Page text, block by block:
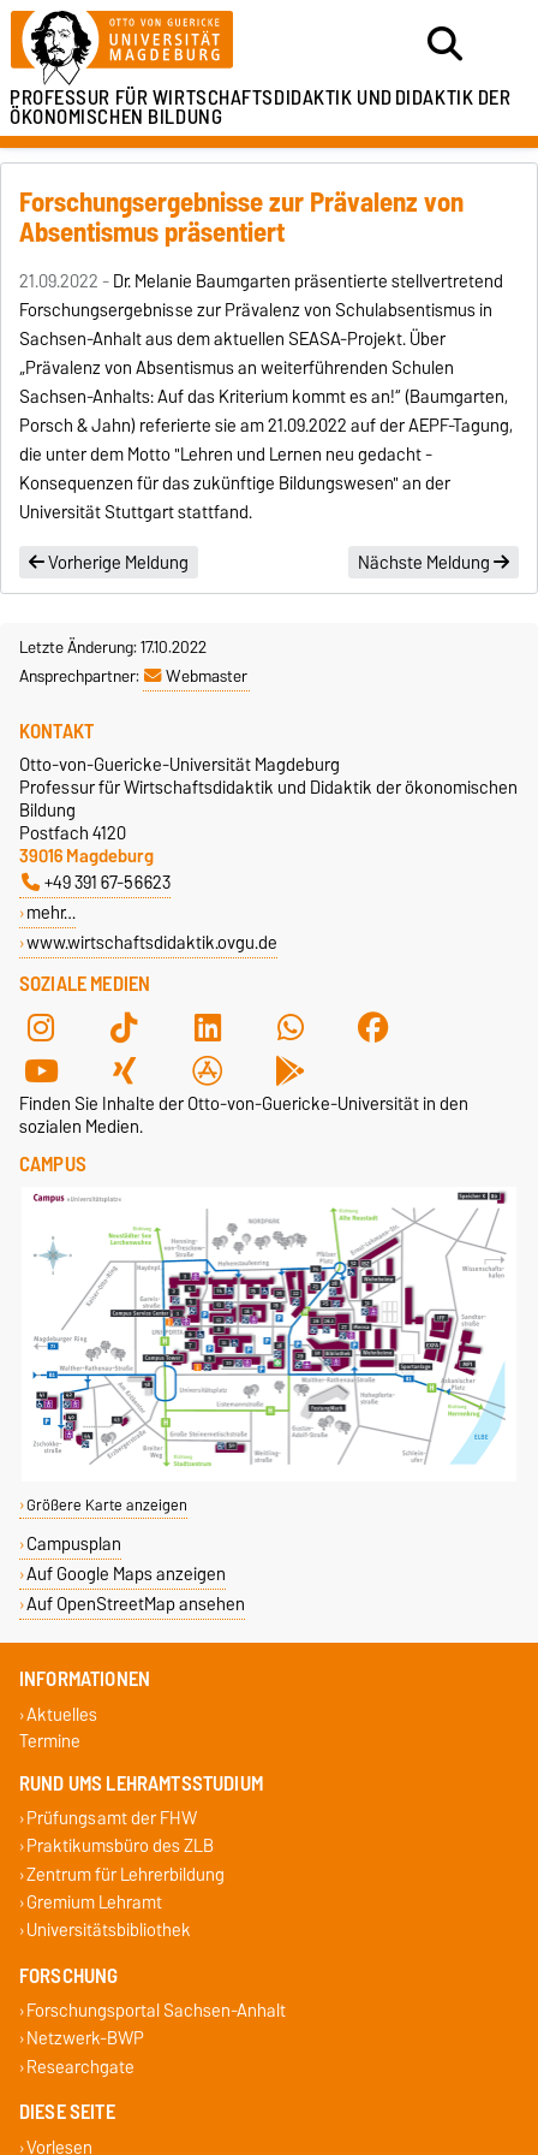
PROFESSUR FÜRWIRTSCHAFTSDIDAKTIK UNDDIDAKTIK DER
ÖKONOMISCHEN BILDUNG
Forschungsergebnisse zur Prävalenz von
Absentismus präsentiert
21.09.2022 -Dr. Melanie Baumgarten präsentierte stellvertretend
Forschungsergebnisse zur Prävalenz von Schulabsentismus in
Sachsen-Anhalt aus dem aktuellen SEASA-Projekt. Über
„Prävalenz von Absentismus an weiterführenden Schulen
Sachsen-Anhalts: Auf das Kriterium kommt es an!“ (Baumgarten,
Porsch & Jahn) referierte sie am 21.09.2022 auf der AEPF-Tagung,
die unter dem Motto "Lehren und Lernen neu gedacht -
Konsequenzen für das zukünftige Bildungswesen" an der
Universität Stuttgart stattfand.
Vorherige Meldung
Nächste Meldung
Letzte Änderung: 17.10.2022
Ansprechpartner:
Webmaster
SOZIALE MEDIEN
Finden Sie Inhalte der Otto-von-Guericke-Universität in den
sozialen Medien.
KONTAKT
Otto-von-Guericke-Universität Magdeburg
Professur für Wirtschaftsdidaktik und Didaktik der ökonomischen
Bildung
Postfach 4120
39016 Magdeburg
+49 391 67-56623
mehr…
www.wirtschaftsdidaktik.ovgu.de
CAMPUS
Größere Karte anzeigen
Campusplan
Auf Google Maps anzeigen
Auf OpenStreetMap ansehen
INFORMATIONEN
Aktuelles
Termine
RUND UMS LEHRAMTSSTUDIUM
Prüfungsamt der FHW
Praktikumsbüro des ZLB
Zentrum für Lehrerbildung
Gremium Lehramt
Universitätsbibliothek
FORSCHUNG
Forschungsportal Sachsen-Anhalt
Netzwerk-BWP
Researchgate
DIESE SEITE
Vorlesen